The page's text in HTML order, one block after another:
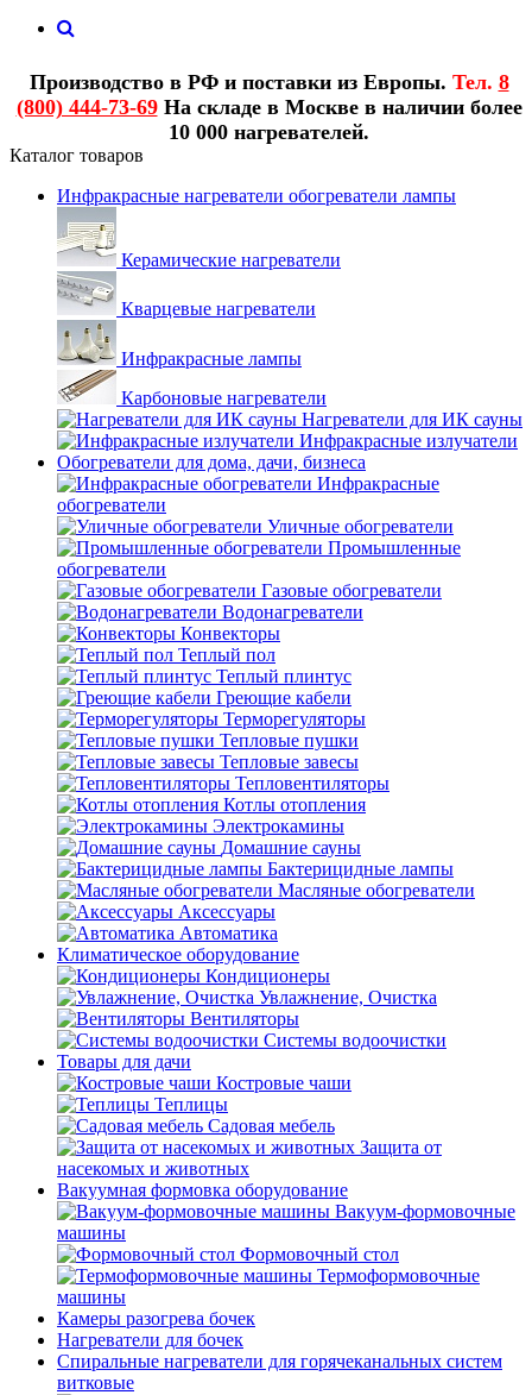
Производство в РФ и поставки из Европы. Тел. 8
(800) 444-73-69На складе в Москве в наличии более
10 000 нагревателей.
Каталог товаров
Инфракрасные нагреватели обогреватели лампы
Керамические нагреватели
Кварцевые нагреватели
Инфракрасные лампы
Карбоновые нагреватели
Нагреватели для ИК сауны
Инфракрасные излучатели
Обогреватели для дома, дачи, бизнеса
Инфракрасные
обогреватели
Уличные обогреватели
Промышленные
обогреватели
Газовые обогреватели
Водонагреватели
Конвекторы
Теплый пол
Теплый плинтус
Греющие кабели
Терморегуляторы
Тепловые пушки
Тепловые завесы
Тепловентиляторы
Котлы отопления
Электрокамины
Домашние сауны
Бактерицидные лампы
Масляные обогреватели
Аксессуары
Автоматика
Климатическое оборудование
Кондиционеры
Увлажнение, Очистка
Вентиляторы
Системы водоочистки
Товары для дачи
Костровые чаши
Теплицы
Садовая мебель
Защита от
насекомых и животных
Вакуумная формовка оборудование
Вакуум-формовочные
машины
Формовочный стол
Термоформовочные
машины
Камеры разогрева бочек
Нагреватели для бочек
Спиральные нагреватели для горячеканальных систем
витковые